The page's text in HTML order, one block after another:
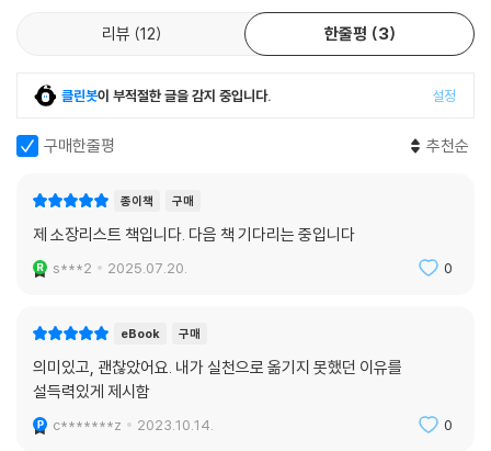
한다. 그 과정에서 내 일에 대한 의미를 찾아내고, 내 업이 무엇인지를 어렴
풋이라도 알게 되기 때문이다. 본업과 업의 상관 관계. 그 사이에는 무엇보
다 중요한 내가 있다. 나를 중심으로 본업과 업을 오간다면 삶의 의미는 더
욱 다채로워질 것이라고 믿는다.
--- p.251
편한 선택 이론’을 알아야 할 차례다. 이 이론의 핵심은 ‘사람은 본능적으로
쉬운 선택을 하도록 되어 있다’인데, 엔트로피 법칙과 비슷하다. 앉으면 눕
택, 즉 쉬운 선택만 하기 때문이다. 이런 자신의 모습에 실망한 어느 날은
택의 단점은 하루, 일주일 정도는 실천하지만 끝까지 해낼 수 없다는 데에
- 쉬운 선택 : 에너지 부족, 엔트로피 증가 → 본능에 순응하는 삶
- 불편한 선택 : 에너지 균형, 엔트로피 균형 → 본능을 이해하는 삶
- 어려운 선택 : 에너지 낭비, 엔트로피 감소 → 본능을 억누르는 삶
생산자가 되기 위해서는 불편한 선택을 해야 한다. 어려운 선택은 엔트로
고, 그 과정에서 목표를 포기하고 만다. 그 결과 자기 비하에 빠지고 또다시
쉬운 선택으로 돌아가는 경향을 보인다. 그러나 불편한 선택은 쉬운 선택
보다는 힘이 조금 더 들지만, 어려운 선택보다는 과하지 않아 조금만 마음
리뷰 12 한줄평 3
클린봇이 부적절한 글을 감지 중입니다. 설정
구매한줄평 추천순
종이책 구매
제 소장리스트 책입니다. 다음 책 기다리는 중입니다
s***2 2025.07.20. 0
eBook 구매
의미있고, 괜찮았어요. 내가 실천으로 옮기지 못했던 이유를
설득력있게 제시함
c*******z 2023.10.14. 0